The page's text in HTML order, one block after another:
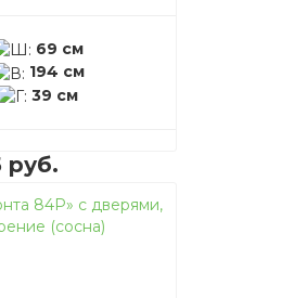
69 см
194 см
39 см
руб.
+ В корзину